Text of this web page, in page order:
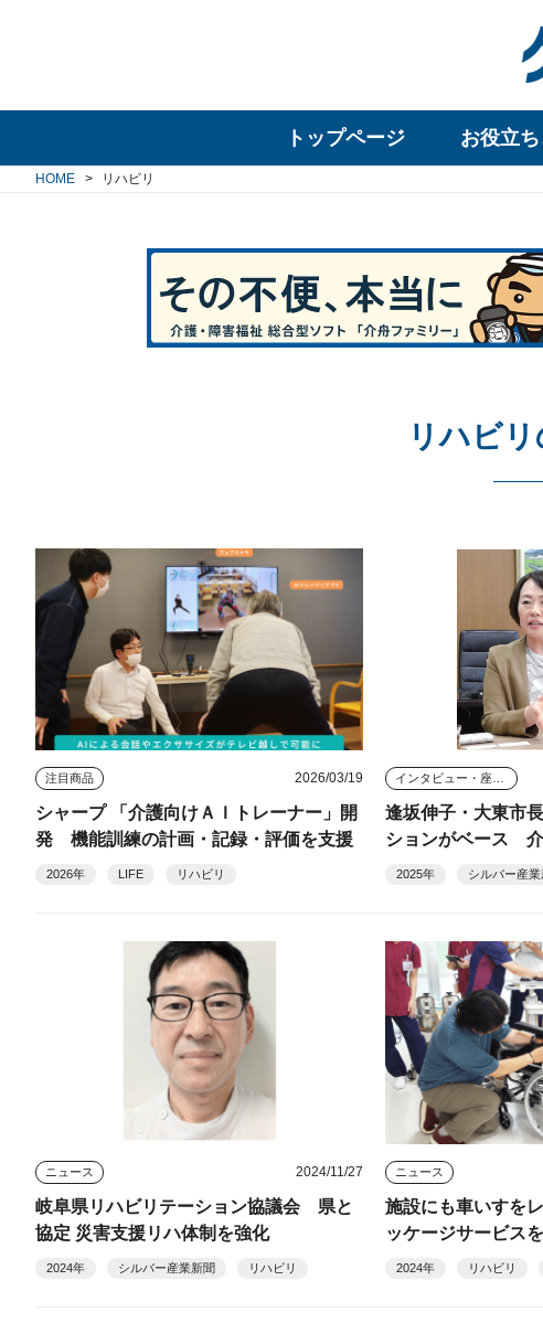
トップページ お役立
HOME リハビリ
リハビ
注目商品 2026/03/19
シャープ 「介護向けＡＩトレーナー」開
発 機能訓練の計画・記録・評価を支援
2026年 LIFE リハビリ
インタビュー・座談会
逢坂伸子・大東市
ションがベース
い、人材不足に対処
2025年 シルバー産業
ニュース 2024/11/27
岐阜県リハビリテーション協議会 県と
協定 災害支援リハ体制を強化
2024年 シルバー産業新聞 リハビリ
ニュース
施設にも車いすを
ッケージサービス
2024年 リハビリ